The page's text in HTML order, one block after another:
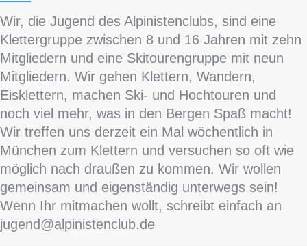
Wir, die Jugend des Alpinistenclubs, sind eine
Klettergruppe zwischen 8 und 16 Jahren mit zehn
Mitgliedern und eine Skitourengruppe mit neun
Mitgliedern. Wir gehen Klettern, Wandern,
Eisklettern, machen Ski- und Hochtouren und
noch viel mehr, was in den Bergen Spaß macht!
Wir treffen uns derzeit ein Mal wöchentlich in
München zum Klettern und versuchen so oft wie
möglich nach draußen zu kommen. Wir wollen
gemeinsam und eigenständig unterwegs sein!
Wenn Ihr mitmachen wollt, schreibt einfach an
jugend@alpinistenclub.de